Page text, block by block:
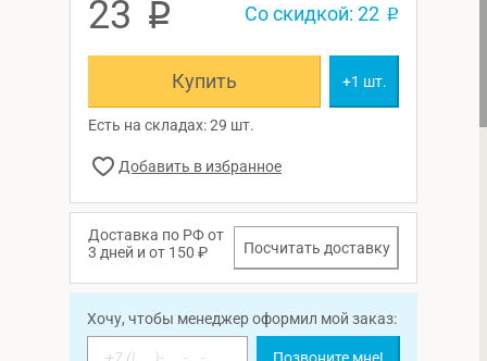
23 p Со скидкой: 22 p
Купить +1 шт.
Есть на складах: 29 шт.
Доставка по РФ от
3 дней и от 150 ₽
Посчитать доставку
Хочу, чтобы менеджер оформил мой заказ:
Позвоните мне!